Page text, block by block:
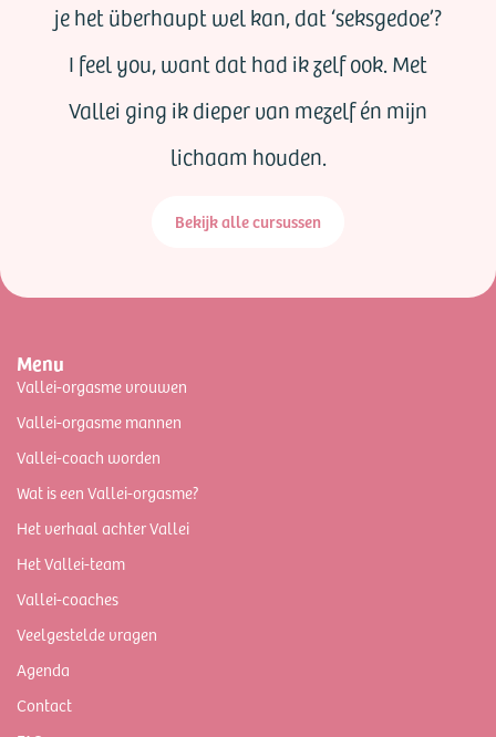
je het überhaupt wel kan, dat ‘seksgedoe’?
I feel you, want dat had ik zelf ook. Met
Vallei ging ik dieper van mezelf én mijn
lichaam houden.
Bekijk alle cursussen
Menu
Vallei-orgasme vrouwen
Vallei-orgasme mannen
Vallei-coach worden
Wat is een Vallei-orgasme?
Het verhaal achter Vallei
Het Vallei-team
Vallei-coaches
Veelgestelde vragen
Agenda
Contact